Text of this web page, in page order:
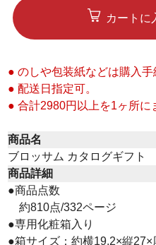
カートに
● のしや包装紙などは購入手
● 配送日指定可。
● 合計2980円以上を1ヶ所に
商品名
ブロッサム カタログギフト
商品詳細
●商品点数
約810点/332ページ
●専用化粧箱入り
●箱サイズ：約横19.2×縦27×